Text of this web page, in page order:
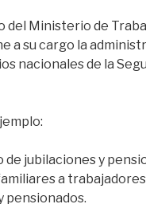
del Ministerio de
a su cargo la
nacionales de la
jubilaciones y
a
pensionados.